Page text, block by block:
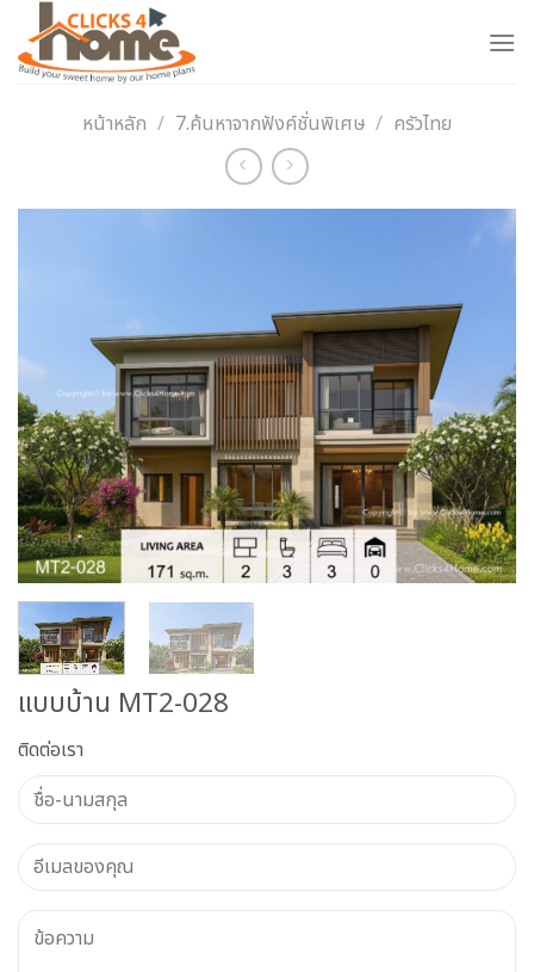
content
หน้าหลัก / 7.ค้นหาจากฟังค์ชั่นพิเศษ / ครัวไทย
แบบบ้าน MT2-028
ติดต่อเรา